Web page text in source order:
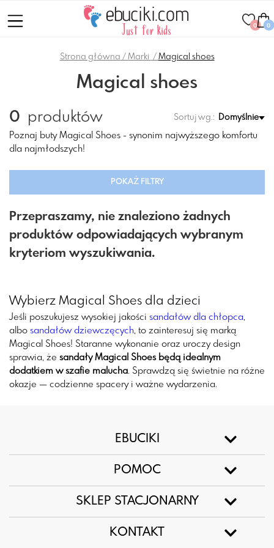
0 0
Strona główna Marki Magical shoes
Magical shoes
0 produktów Sortuj wg.: Domyślnie
Poznaj buty Magical Shoes - synonim najwyższego komfortu
dla najmłodszych!
POKAŻ FILTRY
Przepraszamy, nie znaleziono żadnych
produktów odpowiadających wybranym
kryteriom wyszukiwania.
Wybierz Magical Shoes dla dzieci
Jeśli poszukujesz wysokiej jakości sandałów dla chłopca,
albo sandałów dziewczęcych, to zainteresuj się marką
Magical Shoes! Staranne wykonanie oraz uroczy design
sprawia, że sandały Magical Shoes będą idealnym
dodatkiem w szafie malucha. Sprawdzą się świetnie na różne
okazje — codzienne spacery i ważne wydarzenia.
EBUCIKI
POMOC
SKLEP STACJONARNY
KONTAKT